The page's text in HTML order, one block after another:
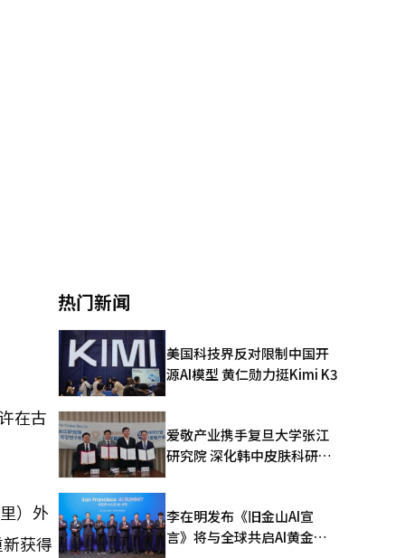
在古
）外
获得
热门新闻
美国科技界反对限制中国开
源AI模型 黄仁勋力挺Kimi K3
爱敬产业携手复旦大学张江
研究院 深化韩中皮肤科研合
李在明发布《旧金山AI宣
言》将与全球共启AI黄金时